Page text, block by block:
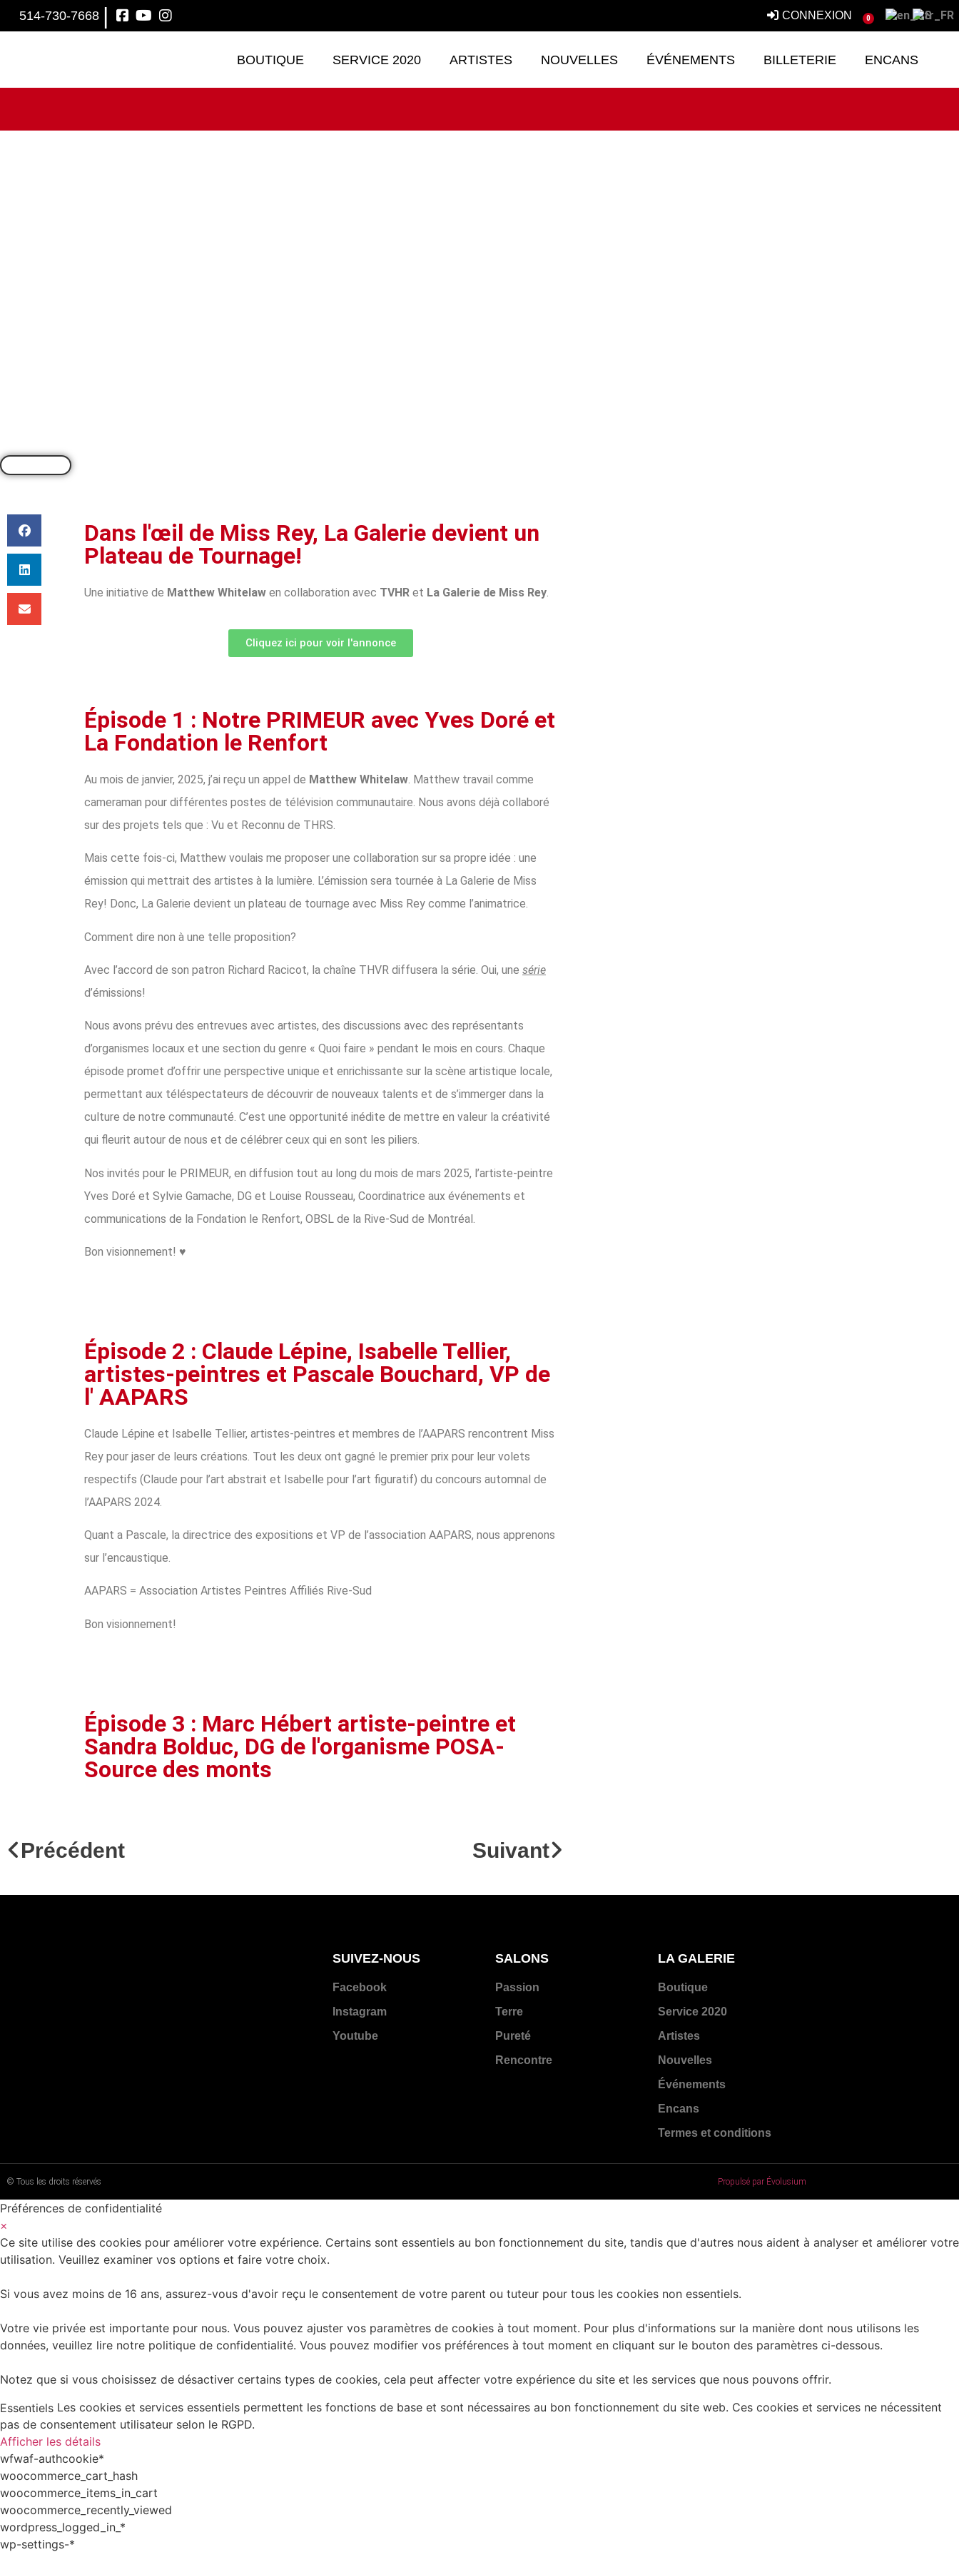
514-730-7668 | CONNEXION 0
BOUTIQUE SERVICE 2020 ARTISTES NOUVELLES ÉVÉNEMENTS BILLETERIE ENCANS
Dans l'œil de Miss Rey, La Galerie devient un
Plateau de Tournage!
Une initiative de Matthew Whitelaw en collaboration avec TVHR et La Galerie de Miss Rey.
Cliquez ici pour voir l'annonce
Épisode 1 : Notre PRIMEUR avec Yves Doré et
La Fondation le Renfort
Au mois de janvier, 2025, j’ai reçu un appel de Matthew Whitelaw. Matthew travail comme
cameraman pour différentes postes de télévision communautaire. Nous avons déjà collaboré
sur des projets tels que : Vu et Reconnu de THRS.
Mais cette fois-ci, Matthew voulais me proposer une collaboration sur sa propre idée : une
émission qui mettrait des artistes à la lumière. L’émission sera tournée à La Galerie de Miss
Rey! Donc, La Galerie devient un plateau de tournage avec Miss Rey comme l’animatrice.
Comment dire non à une telle proposition?
Avec l’accord de son patron Richard Racicot, la chaîne THVR diffusera la série. Oui, une série
d’émissions!
Nous avons prévu des entrevues avec artistes, des discussions avec des représentants
d’organismes locaux et une section du genre « Quoi faire » pendant le mois en cours. Chaque
épisode promet d’offrir une perspective unique et enrichissante sur la scène artistique locale,
permettant aux téléspectateurs de découvrir de nouveaux talents et de s’immerger dans la
culture de notre communauté. C’est une opportunité inédite de mettre en valeur la créativité
qui fleurit autour de nous et de célébrer ceux qui en sont les piliers.
Nos invités pour le PRIMEUR, en diffusion tout au long du mois de mars 2025, l’artiste-peintre
Yves Doré et Sylvie Gamache, DG et Louise Rousseau, Coordinatrice aux événements et
communications de la Fondation le Renfort, OBSL de la Rive-Sud de Montréal.
Bon visionnement! ♥
Épisode 2 : Claude Lépine, Isabelle Tellier,
artistes-peintres et Pascale Bouchard, VP de
l' AAPARS
Claude Lépine et Isabelle Tellier, artistes-peintres et membres de l’AAPARS rencontrent Miss
Rey pour jaser de leurs créations. Tout les deux ont gagné le premier prix pour leur volets
respectifs (Claude pour l’art abstrait et Isabelle pour l’art figuratif) du concours automnal de
l’AAPARS 2024.
Quant a Pascale, la directrice des expositions et VP de l’association AAPARS, nous apprenons
sur l’encaustique.
AAPARS = Association Artistes Peintres Affiliés Rive-Sud
Bon visionnement!
Épisode 3 : Marc Hébert artiste-peintre et
Sandra Bolduc, DG de l'organisme POSA-
Source des monts
Précédent Suivant
SUIVEZ-NOUS
Facebook
Instagram
Youtube
SALONS
Passion
Terre
Pureté
Rencontre
LA GALERIE
Boutique
Service 2020
Artistes
Nouvelles
Événements
Encans
Termes et conditions
© Tous les droits réservés Propulsé par Évolusium
Préférences de confidentialité
×
Ce site utilise des cookies pour améliorer votre expérience. Certains sont essentiels au bon fonctionnement du site, tandis que d'autres nous aident à analyser et améliorer votre
utilisation. Veuillez examiner vos options et faire votre choix.
Si vous avez moins de 16 ans, assurez-vous d'avoir reçu le consentement de votre parent ou tuteur pour tous les cookies non essentiels.
Votre vie privée est importante pour nous. Vous pouvez ajuster vos paramètres de cookies à tout moment. Pour plus d'informations sur la manière dont nous utilisons les
données, veuillez lire notre politique de confidentialité. Vous pouvez modifier vos préférences à tout moment en cliquant sur le bouton des paramètres ci-dessous.
Notez que si vous choisissez de désactiver certains types de cookies, cela peut affecter votre expérience du site et les services que nous pouvons offrir.
Essentiels Les cookies et services essentiels permettent les fonctions de base et sont nécessaires au bon fonctionnement du site web. Ces cookies et services ne nécessitent
pas de consentement utilisateur selon le RGPD.
Afficher les détails
wfwaf-authcookie*
woocommerce_cart_hash
woocommerce_items_in_cart
woocommerce_recently_viewed
wordpress_logged_in_*
wp-settings-*